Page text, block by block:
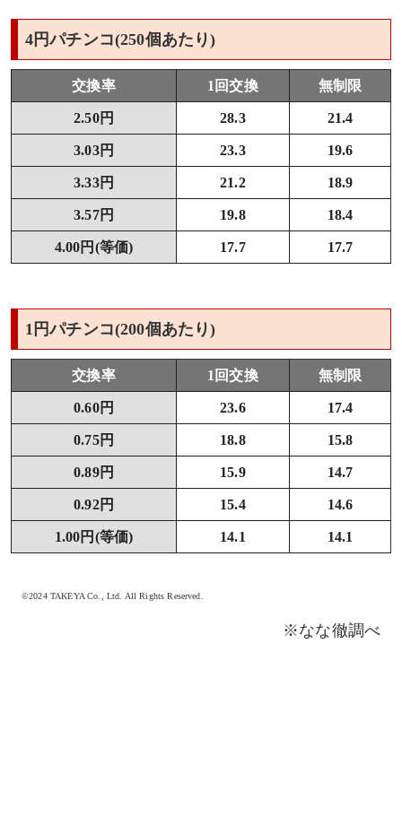
4円パチンコ(250個あたり)
交換率 1回交換 無制限
2.50円 28.3 21.4
3.03円 23.3 19.6
3.33円 21.2 18.9
3.57円 19.8 18.4
4.00円(等価) 17.7 17.7
1円パチンコ(200個あたり)
交換率 1回交換 無制限
0.60円 23.6 17.4
0.75円 18.8 15.8
0.89円 15.9 14.7
0.92円 15.4 14.6
1.00円(等価) 14.1 14.1
©2024 TAKEYA Co., Ltd. All Rights Reserved.
※なな徹調べ